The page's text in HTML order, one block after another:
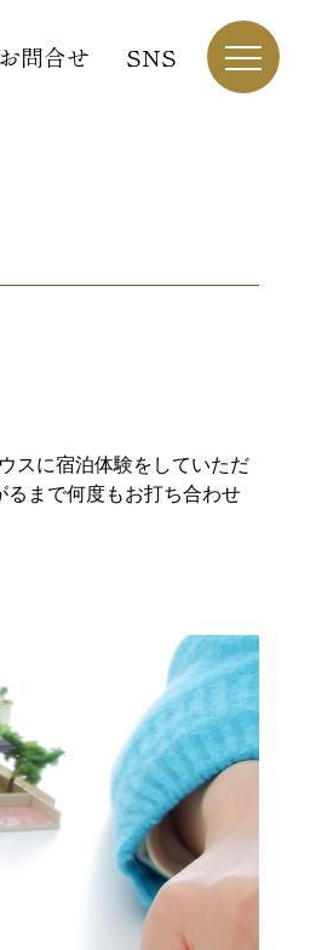
お問合せ SNS
スに宿泊体験をしていただ
るまで何度もお打ち合わせ